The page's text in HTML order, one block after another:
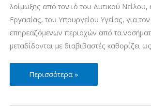
2026
λοίμωξης από τον ιό του Δυτικού
Εργασίας, του Υπουργείου Υγείας, για
επηρεαζόμενων περιοχών από τα
μεταδίδονται με διαβιβαστές καθορίζει ως
Μέτρα
πρόληψης
Περισσότερα »